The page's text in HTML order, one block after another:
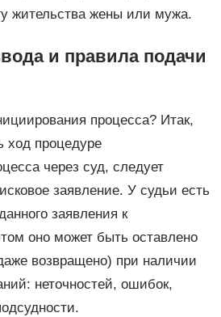
жительства жены или мужа.
и правила подачи
процесса? Итак,
ход процедуре
через суд, следует
заявление. У судьи есть
заявления к
оно может быть оставлено
возвращено) при наличии
неточностей, ошибок,